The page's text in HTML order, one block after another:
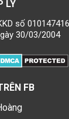
LÝ
số
30/03/2004
FB